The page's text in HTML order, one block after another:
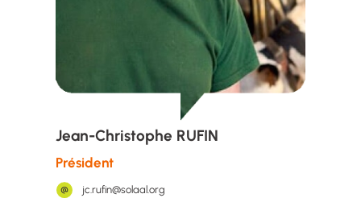
Jean-Christophe RUFIN
Président
jc.rufin@solaal.org